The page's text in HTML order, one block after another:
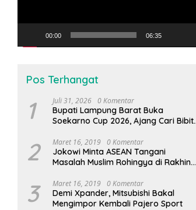
00:00 06:35
Pos Terhangat
1 Juli 31, 2026 0 Komentar
Bupati Lampung Barat Buka
Soekarno Cup 2026, Ajang Cari Bibit
2 Maret 16, 2019 0 Komentar
Jokowi Minta ASEAN Tangani
Masalah Muslim Rohingya di Rakhine
3 Maret 16, 2019 0 Komentar
Demi Xpander, Mitsubishi Bakal
Mengimpor Kembali Pajero Sport